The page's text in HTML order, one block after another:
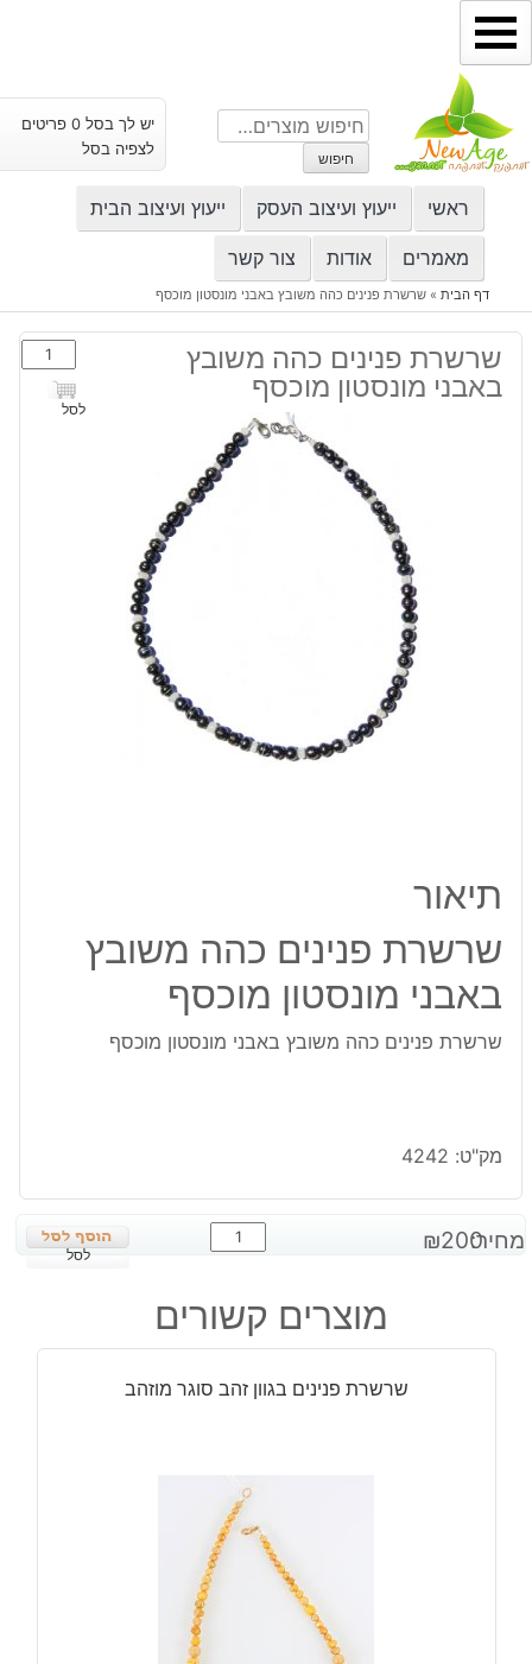
דילוג
לתוכן
חיפוש
עבור:
חיפוש
יש לך בסל 0 פריטים
לצפיה בסל
ראשי ייעוץ ועיצוב העסק ייעוץ ועיצוב הבית
מאמרים אודות צור קשר
דף הבית» שרשרת פנינים כהה משובץ באבני מונסטון מוכסף
שרשרת פנינים כהה משובץ
באבני מונסטון מוכסף
כמות
של
שרשרת
לסל
תיאור
שרשרת פנינים כהה משובץ
באבני מונסטון מוכסף
שרשרת פנינים כהה משובץ באבני מונסטון מוכסף
מק"ט: 4242
מחיר: ₪200
כמות
של
פנינים
כהה
באבני
לסל
מוצרים קשורים
שרשרת פנינים בגוון זהב סוגר מוזהב